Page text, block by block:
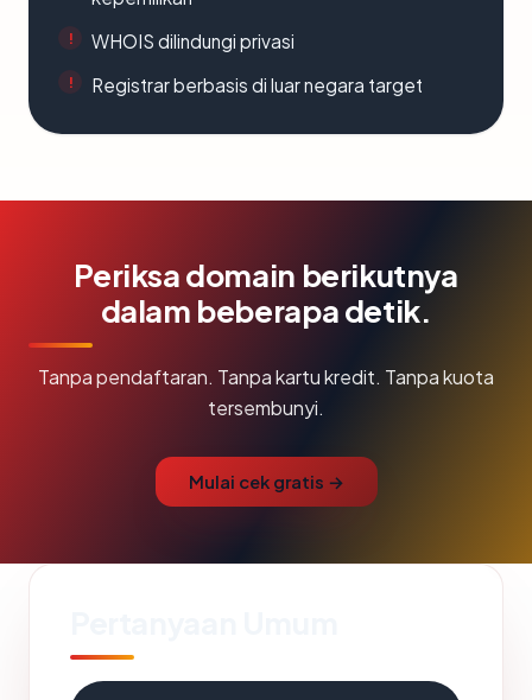
WHOIS dilindungi privasi
Registrar berbasis di luar negara target
Periksa domain berikutnya
dalam beberapa detik.
Tanpa pendaftaran. Tanpa kartu kredit. Tanpa kuota
tersembunyi.
Mulai cek gratis →